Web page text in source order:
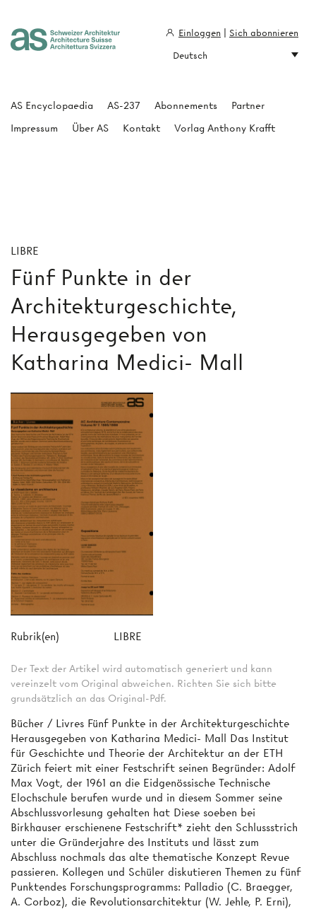
LIBRE
Fünf Punkte in der
Architekturgeschichte,
Herausgegeben von
Katharina Medici- Mall
Rubrik(en) LIBRE
Der Text der Artikel wird automatisch generiert und kann
vereinzelt vom Original abweichen. Richten Sie sich bitte
grundsätzlich an das Original-Pdf.
Bücher / Livres Fünf Punkte in der Architekturgeschichte
Herausgegeben von Katharina Medici- Mall Das Institut
für Geschichte und Theorie der Architektur an der ETH
Zürich feiert mit einer Festschrift seinen Begründer: Adolf
Max Vogt, der 1961 an die Eidgenössische Technische
Elochschule berufen wurde und in diesem Sommer seine
Abschlussvorlesung gehalten hat Diese soeben bei
Birkhauser erschienene Festschrift* zieht den Schlussstrich
unter die Gründerjahre des Instituts und lässt zum
Abschluss nochmals das alte thematische Konzept Revue
passieren. Kollegen und Schüler diskutieren Themen zu fünf
Punktendes Forschungsprogramms: Palladio (C. Braegger,
A. Corboz), die Revolutionsarchitektur (W. Jehle, P. Erni),
AS Encyclopaedia AS-237 Abonnements
Partner
Impressum
Über AS Kontakt Vorlag Anthony Krafft
Einloggen
Sich abonnieren
Deutsch